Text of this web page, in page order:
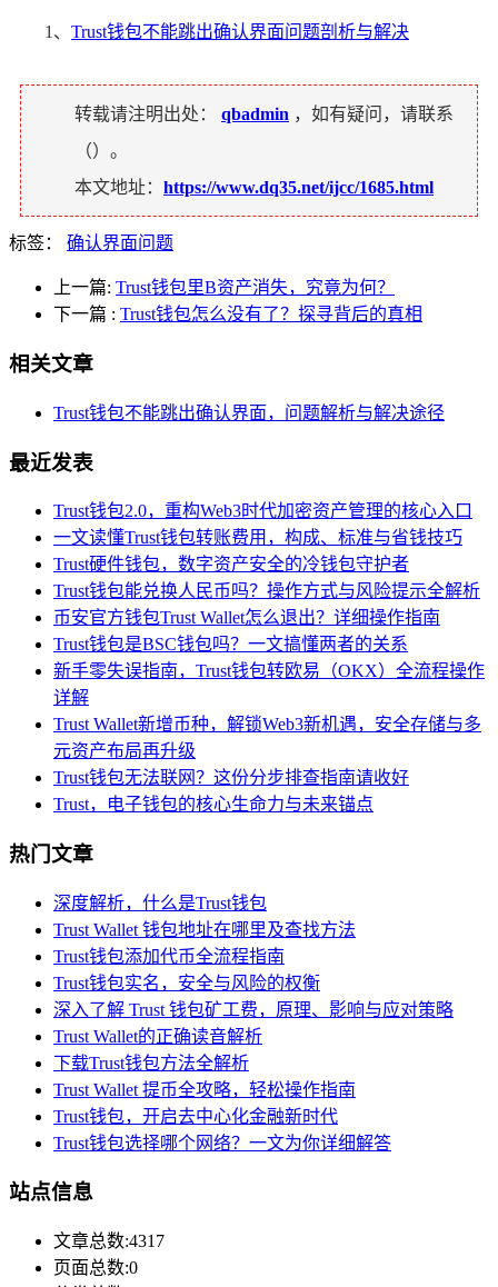
1、 Trust钱包不能跳出确认界面问题剖析与解决
转载请注明出处： qbadmin ，如有疑问，请联系
（）。
本文地址： https://www.dq35.net/ijcc/1685.html
标签： 确认界面问题
上一篇: Trust钱包里B资产消失，究竟为何？
下一篇 : Trust钱包怎么没有了？探寻背后的真相
相关文章
Trust钱包不能跳出确认界面，问题解析与解决途径
最近发表
Trust钱包2.0，重构Web3时代加密资产管理的核心入口
一文读懂Trust钱包转账费用，构成、标准与省钱技巧
Trust硬件钱包，数字资产安全的冷钱包守护者
Trust钱包能兑换人民币吗？操作方式与风险提示全解析
币安官方钱包Trust Wallet怎么退出？详细操作指南
Trust钱包是BSC钱包吗？一文搞懂两者的关系
新手零失误指南，Trust钱包转欧易（OKX）全流程操作
详解
Trust Wallet新增币种，解锁Web3新机遇，安全存储与多
元资产布局再升级
Trust钱包无法联网？这份分步排查指南请收好
Trust，电子钱包的核心生命力与未来锚点
热门文章
深度解析，什么是Trust钱包
Trust Wallet 钱包地址在哪里及查找方法
Trust钱包添加代币全流程指南
Trust钱包实名，安全与风险的权衡
深入了解 Trust 钱包矿工费，原理、影响与应对策略
Trust Wallet的正确读音解析
下载Trust钱包方法全解析
Trust Wallet 提币全攻略，轻松操作指南
Trust钱包，开启去中心化金融新时代
Trust钱包选择哪个网络？一文为你详细解答
站点信息
文章总数:4317
页面总数:0